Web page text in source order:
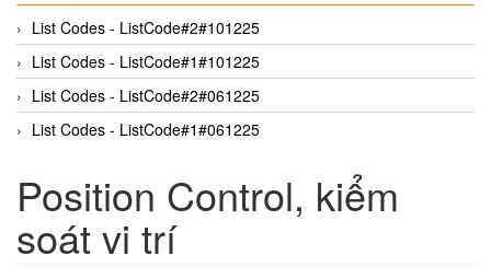
List Codes - ListCode#2#101225
List Codes - ListCode#1#101225
List Codes - ListCode#2#061225
List Codes - ListCode#1#061225
Position Control, kiểm
soát vi trí